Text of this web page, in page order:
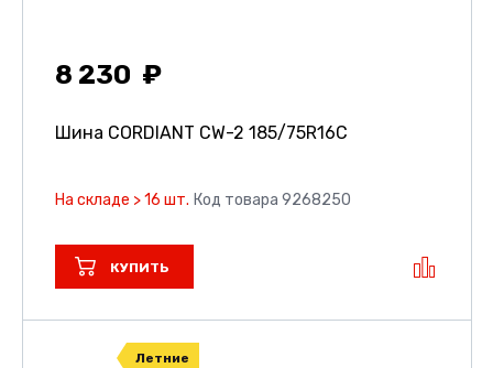
8 230
Шина CORDIANT CW-2 185/75R16C
На складе > 16 шт. Код товара 9268250
КУПИТЬ
Летние